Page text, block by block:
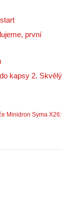
první
kapsy 2. Skvělý
Minidron Syma X26: